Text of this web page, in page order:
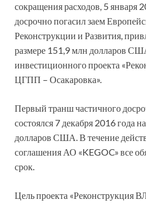
сокращения расходов, 5 января
досрочно погасил заем
Реконструкции и Развития,
размере 151,9 млн долларов
инвестиционного проекта
ЦГПП – Осакаровка».
Первый транш частичного
состоялся 7 декабря 2016 года
долларов США. В течение
соглашения АО «KEGOC» все
срок.
Цель проекта «Реконструкция